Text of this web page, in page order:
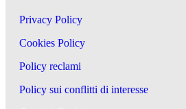
Privacy Policy
Cookies Policy
Policy reclami
Policy sui conflitti di interesse